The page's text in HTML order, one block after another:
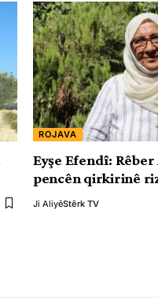
ROJAVA
Eyşe Efendî: Rêber
pencên qirkirinê
Ji AliyêStêrk TV